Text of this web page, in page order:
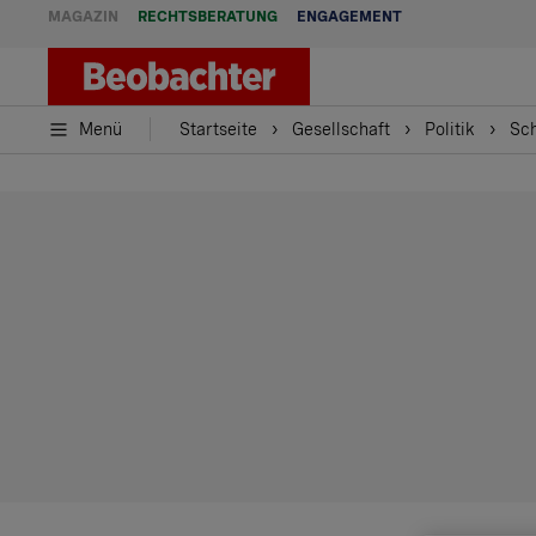
MAGAZIN RECHTSBERATUNG ENGAGEMENT
Menü Startseite Gesellschaft Politik